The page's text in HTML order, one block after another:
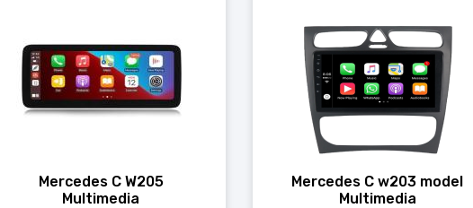
Mercedes C W205
Multimedia
Mercedes C w203 model
Multimedia